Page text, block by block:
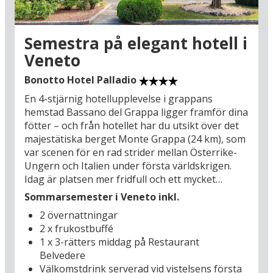
da Vinci, Giotto, Botticelli och Michelangelo. I
Vinci (29 km), Leonardo da Vincis födelsestad,
kan du se konstnärens födelsehem som i dag är
ett museum. Det finns många goda anledningar
till att resa just till Toscana: Det bildsköna
landskapet, de pittoreska städerna, det oändliga
kulturella utbudet samt kökets geniala enkelhet
där man skapar stora smakupplevelser av lokala
råvaror – buon appetito!
Semestra på elegant hotell i
Veneto
Bonotto Hotel Palladio
En 4-stjärnig hotellupplevelse i grappans
hemstad Bassano del Grappa ligger framför dina
fötter – och från hotellet har du utsikt över det
majestätiska berget Monte Grappa (24 km), som
var scenen för en rad strider mellan Österrike-
Ungern och Italien under första världskrigen.
Idag är platsen mer fridfull och ett mycket
populärt rekreationsområde med cykling,
aktiviteterna man kan välja att ägna sig åt här.
Du bor dessutom bara 500 meter från stadens
stämningsfulla centrum med livligt caféliv och
marknad varje torsdag och lördag samt en kort
Sommarsemester i Veneto inkl.
2 övernattningar
2 x frukostbuffé
1 x 3-rätters middag på Restaurant
Belvedere
Välkomstdrink serverad vid vistelsens första